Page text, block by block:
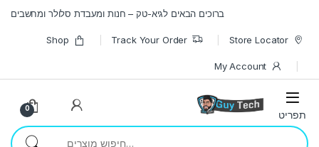
ברוכים הבאים לגיא-טק – חנות ומעבדת סלולר ומחשבים
Store Locator
Track Your Order
Shop
My Account
0
חיפוש עבור: